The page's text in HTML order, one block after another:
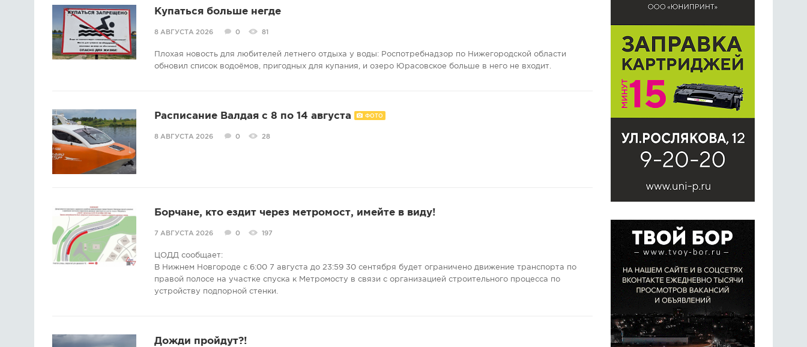
Купаться больше негде
8 АВГУСТА 2026 0 81
Плохая новость для любителей летнего отдыха у воды: Роспотребнадзор по Нижегородской области
обновил список водоёмов, пригодных для купания, и озеро Юрасовское больше в него не входит.
Расписание Валдая с 8 по 14 августа ФОТО
8 АВГУСТА 2026 0 28
Борчане, кто ездит через метромост, имейте в виду!
7 АВГУСТА 2026 0 197
ЦОДД сообщает:
В Нижнем Новгороде с 6:00 7 августа до 23:59 30 сентября будет ограничено движение транспорта по
правой полосе на участке спуска к Метромосту в связи с организацией строительного процесса по
устройству подпорной стенки.
Дожди пройдут?!